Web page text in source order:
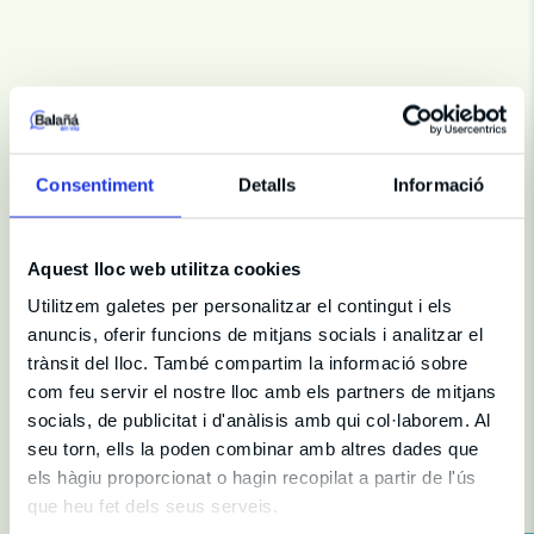
Consentiment Detalls Informació
Aquest lloc web utilitza cookies
Utilitzem galetes per personalitzar el contingut i els
anuncis, oferir funcions de mitjans socials i analitzar el
trànsit del lloc. També compartim la informació sobre
com feu servir el nostre lloc amb els partners de mitjans
socials, de publicitat i d'anàlisis amb qui col·laborem. Al
seu torn, ells la poden combinar amb altres dades que
els hàgiu proporcionat o hagin recopilat a partir de l'ús
que heu fet dels seus serveis.
Fitxa artística
Sala Teatre Borràs
Et recomanem